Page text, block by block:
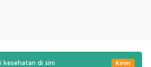
kesehatan di sini Kirim